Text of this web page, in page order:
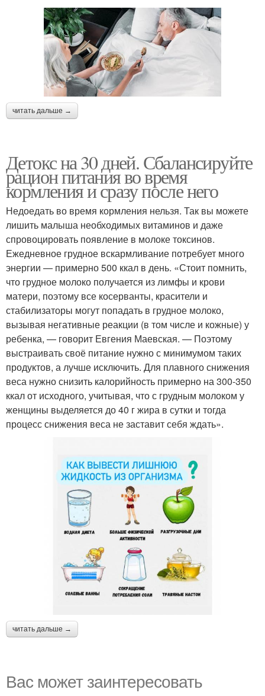
читать дальше →
Детокс на 30 дней. Сбалансируйте
рацион питания во время
кормления и сразу после него
Недоедать во время кормления нельзя. Так вы можете
лишить малыша необходимых витаминов и даже
спровоцировать появление в молоке токсинов.
Ежедневное грудное вскармливание потребует много
энергии — примерно 500 ккал в день. «Стоит помнить,
что грудное молоко получается из лимфы и крови
матери, поэтому все косерванты, красители и
стабилизаторы могут попадать в грудное молоко,
вызывая негативные реакции (в том числе и кожные) у
ребенка, — говорит Евгения Маевская. — Поэтому
выстраивать своё питание нужно с минимумом таких
продуктов, а лучше исключить. Для плавного снижения
веса нужно снизить калорийность примерно на 300-350
ккал от исходного, учитывая, что с грудным молоком у
женщины выделяется до 40 г жира в сутки и тогда
процесс снижения веса не заставит себя ждать».
читать дальше →
Вас может заинтересовать